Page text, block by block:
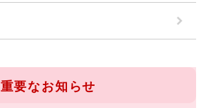
重要なお知らせ